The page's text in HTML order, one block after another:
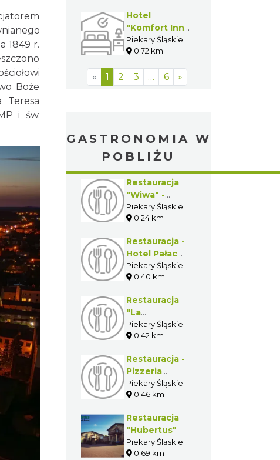
1849 r.
Boże
Teresa
i św.
Hotel
"Komfort Inn"
- Dwór w
Piekarach
Piekary Śląskie
0.72 km
« 1 2 3 … 6 »
GASTRONOMIA W
POBLIŻU
Restauracja
"Wiwa" -
Piwiarnia
Warecka
Piekary Śląskie
0.24 km
Restauracja -
Hotel Pałac
Wiśniewski
Piekary Śląskie
0.40 km
Restauracja
"La
Maddalena"
Piekary Śląskie
0.42 km
Restauracja -
Pizzeria
"Victoria"
Piekary Śląskie
0.46 km
Restauracja
"Hubertus"
Piekary Śląskie
0.69 km